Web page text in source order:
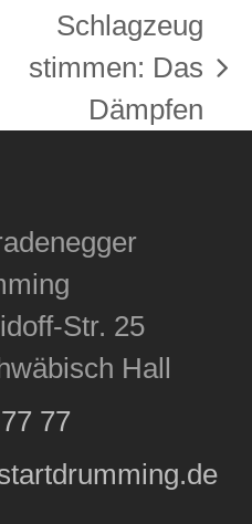
Schlagzeug
stimmen: Das
Dämpfen
Str. 25
Hall
77